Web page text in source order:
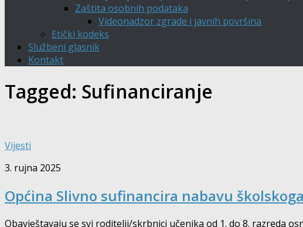
Zaštita osobnih podataka
Videonadzor zgrade i javnih površina
Etički kodeks
Službeni glasnik
Kontakt
Tagged: Sufinanciranje
Vijesti
3. rujna 2025
Općina Slivno sufinancira nabavu
Obavještavaju se svi roditelji/skrbnici učenika od 1. do 8. razreda